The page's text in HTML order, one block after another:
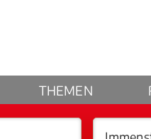
THEMEN